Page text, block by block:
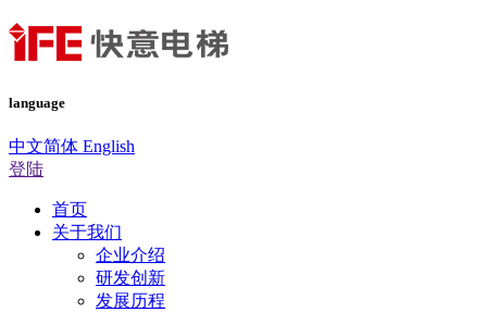
language
中文简体 English
登陆
首页
关于我们
企业介绍
研发创新
发展历程